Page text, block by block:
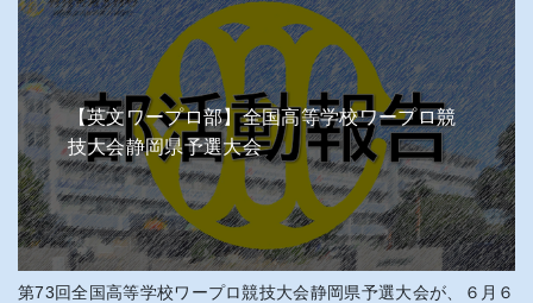
【英文ワープロ部】全国高等学校ワープロ競
技大会静岡県予選大会
第73回全国高等学校ワープロ競技大会静岡県予選大会が、６月６